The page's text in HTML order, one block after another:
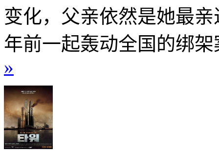
变化，父亲依然是她最
年前一起轰动全国的绑
»